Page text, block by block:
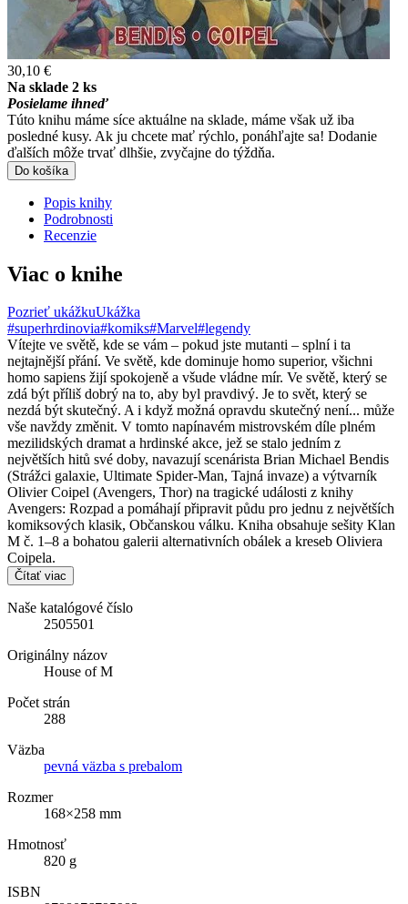
30,10 €
Na sklade 2 ks
Posielame ihneď
Túto knihu máme síce aktuálne na sklade, máme však už iba
posledné kusy. Ak ju chcete mať rýchlo, ponáhľajte sa! Dodanie
ďalších môže trvať dlhšie, zvyčajne do týždňa.
Do košíka
Popis knihy
Podrobnosti
Recenzie
Viac o knihe
Pozrieť ukážkuUkážka
#superhrdinovia#komiks#Marvel#legendy
Vítejte ve světě, kde se vám – pokud jste mutanti – splní i ta
nejtajnější přání. Ve světě, kde dominuje homo superior, všichni
homo sapiens žijí spokojeně a všude vládne mír. Ve světě, který se
zdá být příliš dobrý na to, aby byl pravdivý. Je to svět, který se
nezdá být skutečný. A i když možná opravdu skutečný není... může
vše navždy změnit. V tomto napínavém mistrovském díle plném
mezilidských dramat a hrdinské akce, jež se stalo jedním z
největších hitů své doby, navazují scenárista Brian Michael Bendis
(Strážci galaxie, Ultimate Spider-Man, Tajná invaze) a výtvarník
Olivier Coipel (Avengers, Thor) na tragické události z knihy
Avengers: Rozpad a pomáhají připravit půdu pro jednu z největších
komiksových klasik, Občanskou válku. Kniha obsahuje sešity Klan
M č. 1–8 a bohatou galerii alternativních obálek a kreseb Oliviera
Coipela.
Čítať viac
Naše katalógové číslo
2505501
Originálny názov
House of M
Počet strán
288
Väzba
pevná väzba s prebalom
Rozmer
168×258 mm
Hmotnosť
820 g
ISBN